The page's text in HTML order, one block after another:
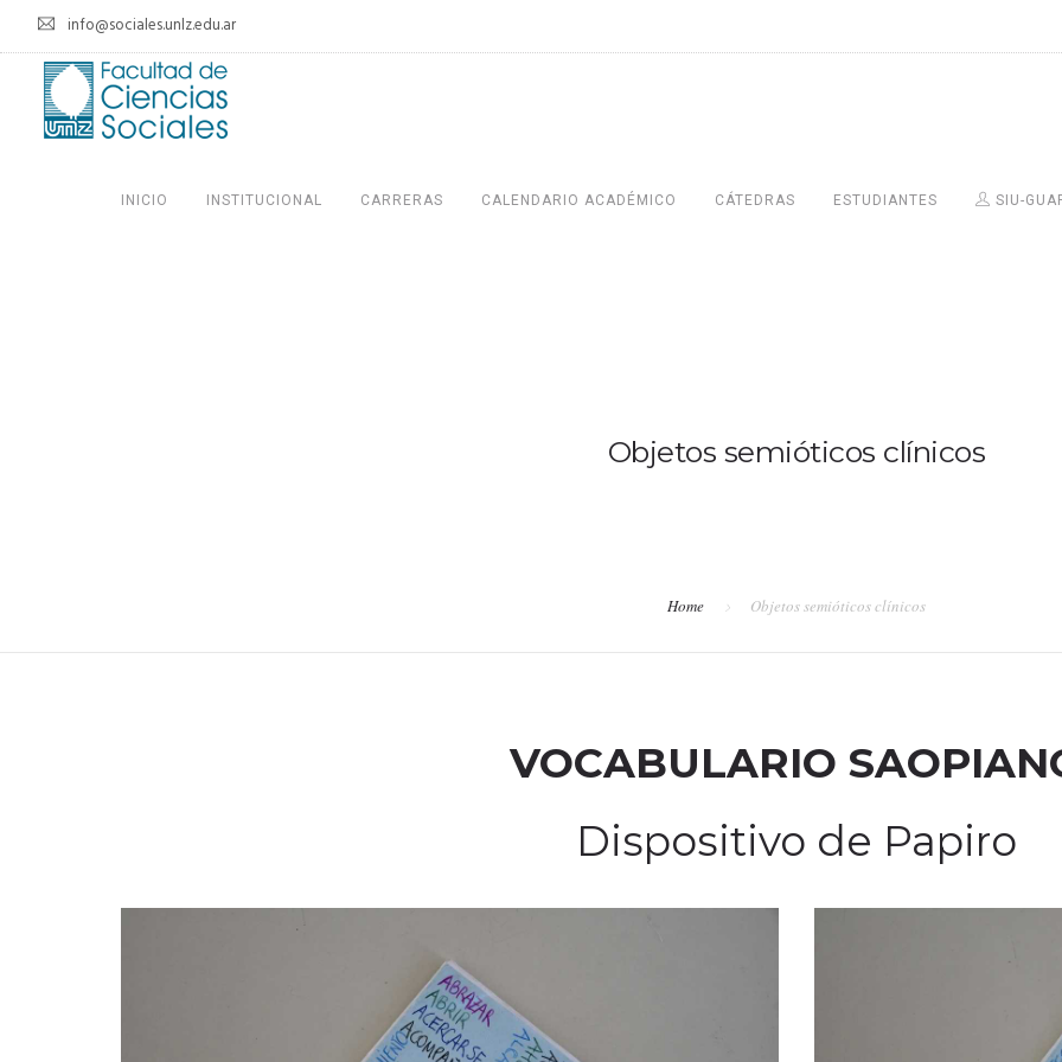
info@sociales.unlz.edu.ar
INICIO INSTITUCIONAL CARRERAS CALENDARIO ACADÉMICO CÁTEDRAS ESTUDIANTES SIU-
Objetos semióticos clínicos
Home Objetos semióticos clínicos
VOCABULARIO
Dispositivo de Papiro